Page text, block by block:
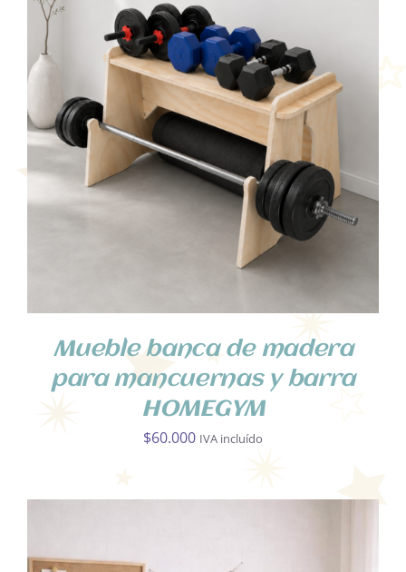
AÑADIR AL CARRITO
/
DETALLES
Mueble banca de madera
para mancuernas y barra
HOMEGYM
$60.000 IVA incluído